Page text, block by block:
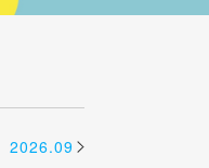
2026.09